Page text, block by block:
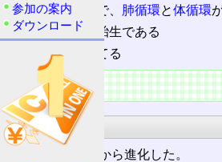
閉鎖血管系
で、 肺循環と体循環
原則として胎生である
乳で子を育てる
発生生物学
血液型
哺乳類は両生類から進化した。
参加の案内
ダウンロード